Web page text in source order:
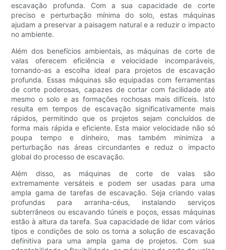
escavação profunda. Com a sua capacidade de corte
preciso e perturbação mínima do solo, estas máquinas
ajudam a preservar a paisagem natural e a reduzir o impacto
no ambiente.
Além dos benefícios ambientais, as máquinas de corte de
valas oferecem eficiência e velocidade incomparáveis,
tornando-as a escolha ideal para projetos de escavação
profunda. Essas máquinas são equipadas com ferramentas
de corte poderosas, capazes de cortar com facilidade até
mesmo o solo e as formações rochosas mais difíceis. Isto
resulta em tempos de escavação significativamente mais
rápidos, permitindo que os projetos sejam concluídos de
forma mais rápida e eficiente. Esta maior velocidade não só
poupa tempo e dinheiro, mas também minimiza a
perturbação nas áreas circundantes e reduz o impacto
global do processo de escavação.
Além disso, as máquinas de corte de valas são
extremamente versáteis e podem ser usadas para uma
ampla gama de tarefas de escavação. Seja criando valas
profundas para arranha-céus, instalando serviços
subterrâneos ou escavando túneis e poços, essas máquinas
estão à altura da tarefa. Sua capacidade de lidar com vários
tipos e condições de solo os torna a solução de escavação
definitiva para uma ampla gama de projetos. Com sua